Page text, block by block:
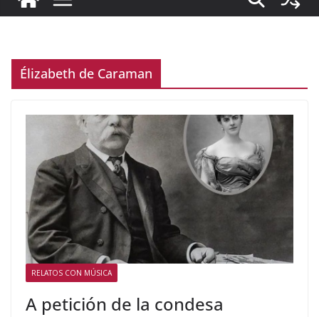
Élizabeth de Caraman
RELATOS CON MÚSICA
A petición de la condesa